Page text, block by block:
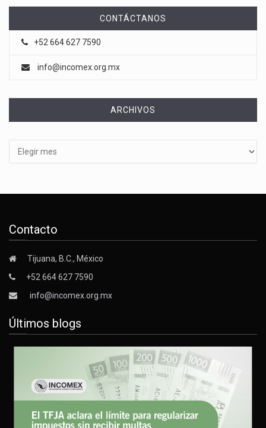
CONTÁCTANOS
+52 664 627 7590
info@incomex.org.mx
ARCHIVOS
Contacto
Tijuana, B.C., México
+52 664 627 7590
info@incomex.org.mx
Últimos blogs